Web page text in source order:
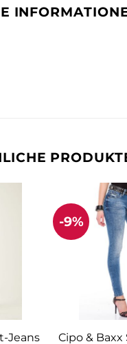
Jeans
-9%
Cipo &